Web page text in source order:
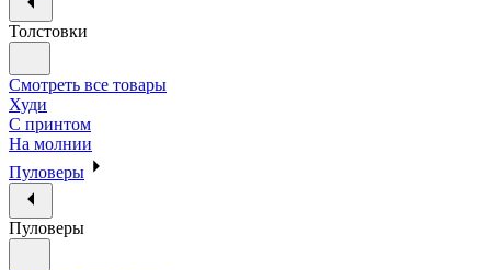
Толстовки
Смотреть все товары
Худи
С принтом
На молнии
Пуловеры
Пуловеры